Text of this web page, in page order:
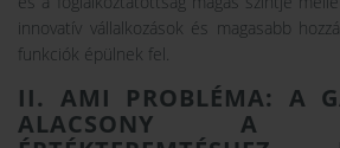
innovatív vállalkozások és magasabb
funkciók épülnek fel.
II. AMI PROBLÉMA: A
ALACSONY A